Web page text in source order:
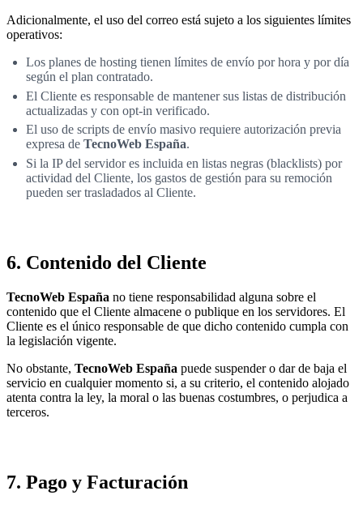
Adicionalmente, el uso del correo está sujeto a los siguientes límites
operativos:
Los planes de hosting tienen límites de envío por hora y por día
según el plan contratado.
El Cliente es responsable de mantener sus listas de distribución
actualizadas y con opt-in verificado.
El uso de scripts de envío masivo requiere autorización previa
expresa de TecnoWeb España.
Si la IP del servidor es incluida en listas negras (blacklists) por
actividad del Cliente, los gastos de gestión para su remoción
pueden ser trasladados al Cliente.
6. Contenido del Cliente
TecnoWeb España no tiene responsabilidad alguna sobre el
contenido que el Cliente almacene o publique en los servidores. El
Cliente es el único responsable de que dicho contenido cumpla con
la legislación vigente.
No obstante, TecnoWeb España puede suspender o dar de baja el
servicio en cualquier momento si, a su criterio, el contenido alojado
atenta contra la ley, la moral o las buenas costumbres, o perjudica a
terceros.
7. Pago y Facturación